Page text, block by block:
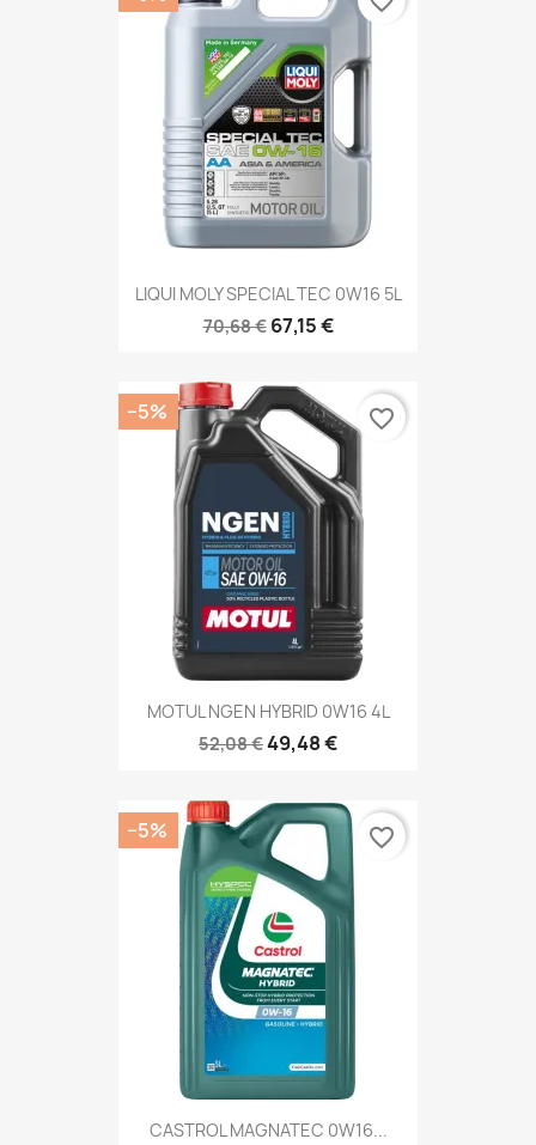
LIQUI MOLY SPECIAL TEC 0W16 5L
70,68 € 67,15 €
MOTUL NGEN HYBRID 0W16 4L
52,08 €49,48 €
−5% favorite_border
CASTROL MAGNATEC 0W16...
−5% favorite_border